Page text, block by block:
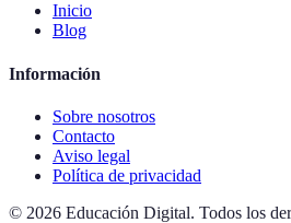
Inicio
Blog
Información
Sobre nosotros
Contacto
Aviso legal
Política de privacidad
© 2026 Educación Digital. Todos los